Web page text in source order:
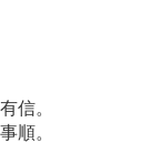
信。
順。